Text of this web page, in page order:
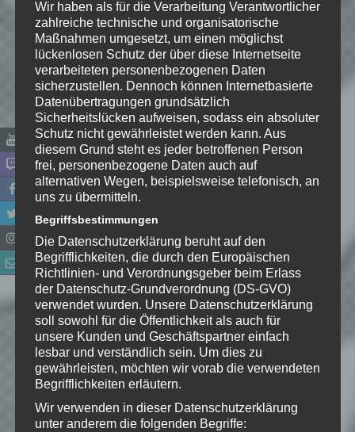
Name*
E-Mail-Adresse*
Website
*Ich habe die
Datenschutzerklärungzur
Kenntnis genommen. Ich stimme
zu, dass meine Angaben dauerhaft
gespeichert werden.
Benachrichtige mich über
Mail.
Wir haben als für die Verarbeitung Verantwortlicher
zahlreiche technische und organisatorische
Maßnahmen umgesetzt, um einen möglichst
lückenlosen Schutz der über diese Internetseite
verarbeiteten personenbezogenen Daten
sicherzustellen. Dennoch können Internetbasierte
Datenübertragungen grundsätzlich
Sicherheitslücken aufweisen, sodass ein absoluter
Schutz nicht gewährleistet werden kann. Aus
diesem Grund steht es jeder betroffenen Person
frei, personenbezogene Daten auch auf
alternativen Wegen, beispielsweise telefonisch, an
uns zu übermitteln.
Begriffsbestimmungen
Die Datenschutzerklärung beruht auf den
Begrifflichkeiten, die durch den Europäischen
Richtlinien- und Verordnungsgeber beim Erlass
der Datenschutz-Grundverordnung (DS-GVO)
verwendet wurden. Unsere Datenschutzerklärung
soll sowohl für die Öffentlichkeit als auch für
unsere Kunden und Geschäftspartner einfach
lesbar und verständlich sein. Um dies zu
gewährleisten, möchten wir vorab die verwendeten
Begrifflichkeiten erläutern.
Wir verwenden in dieser Datenschutzerklärung
unter anderem die folgenden Begriffe: